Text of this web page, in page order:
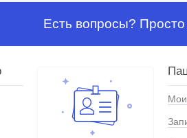
Есть вопросы?